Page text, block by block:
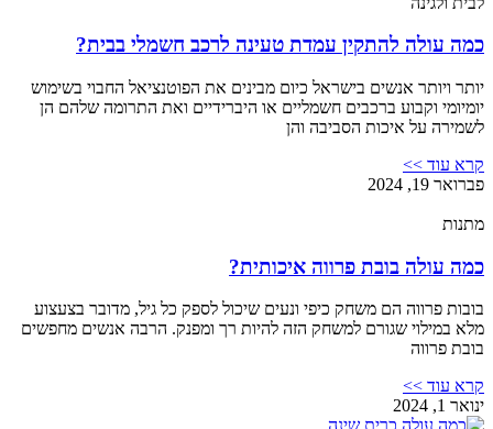
כמה עולה להתקין עמדת טעינה לרכב חשמלי בבית?
יותר ויותר אנשים בישראל כיום מבינים את הפוטנציאל החבוי בשימוש
יומיומי וקבוע ברכבים חשמליים או היברידיים ואת התרומה שלהם הן
לשמירה על איכות הסביבה והן
קרא עוד >>
פברואר 19, 2024
מתנות
כמה עולה בובת פרווה איכותית?
בובות פרווה הם משחק כיפי ונעים שיכול לספק כל גיל, מדובר בצעצוע
מלא במילוי שגורם למשחק הזה להיות רך ומפנק. הרבה אנשים מחפשים
בובת פרווה
קרא עוד >>
ינואר 1, 2024